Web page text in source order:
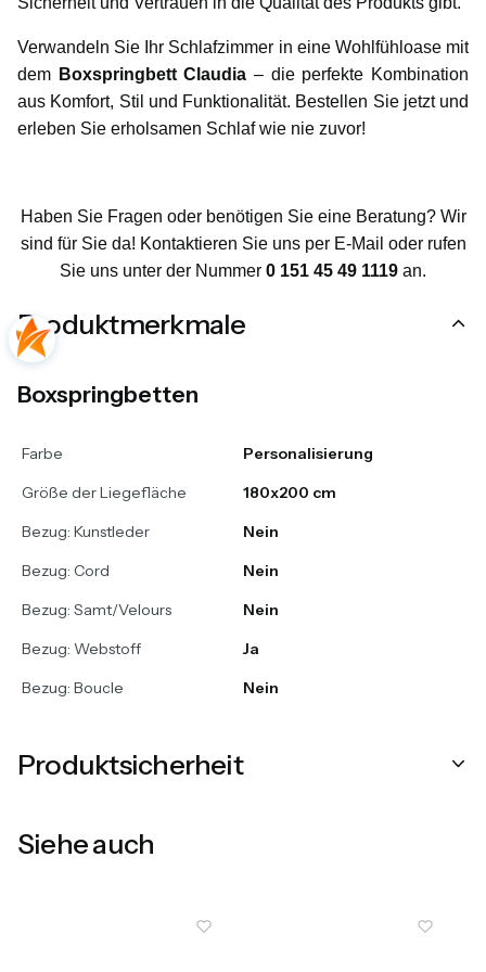
Verwandeln Sie Ihr Schlafzimmer in eine Wohlfühloase mit
dem Boxspringbett Claudia – die perfekte Kombination
aus Komfort, Stil und Funktionalität. Bestellen Sie jetzt und
erleben Sie erholsamen Schlaf wie nie zuvor!
Haben Sie Fragen oder benötigen Sie eine Beratung? Wir
sind für Sie da! Kontaktieren Sie uns per E-Mail oder rufen
Sie uns unter der Nummer 0 151 45 49 1119 an.
Produktmerkmale
Boxspringbetten
Farbe
Personalisierung
Größe der Liegefläche
180x200 cm
Bezug: Kunstleder
Nein
Bezug: Cord
Nein
Bezug: Samt/Velours
Nein
Bezug: Webstoff
Ja
Bezug: Boucle
Nein
Produktsicherheit
Siehe auch